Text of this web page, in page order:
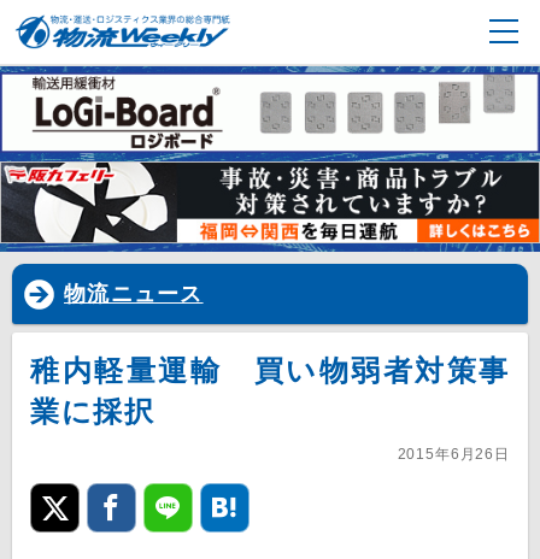
物流ニュース
稚内軽量運輸 買い物弱者対策事
業に採択
2015年6月26日